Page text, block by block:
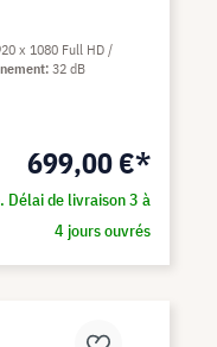
699,00 €*
Délai de livraison 3 à
4 jours ouvrés
x 1080 Full HD
32 dB